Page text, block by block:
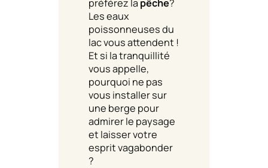
préférez la pêche?
Les eaux
poissonneuses du
lac vous attendent !
Et si la tranquillité
vous appelle,
pourquoi ne pas
vous installer sur
une berge pour
admirer le paysage
et laisser votre
esprit vagabonder
?